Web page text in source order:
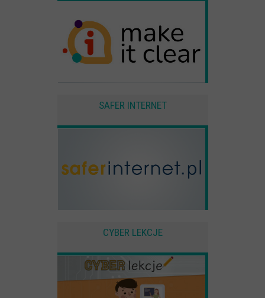
SAFER INTERNET
CYBER LEKCJE